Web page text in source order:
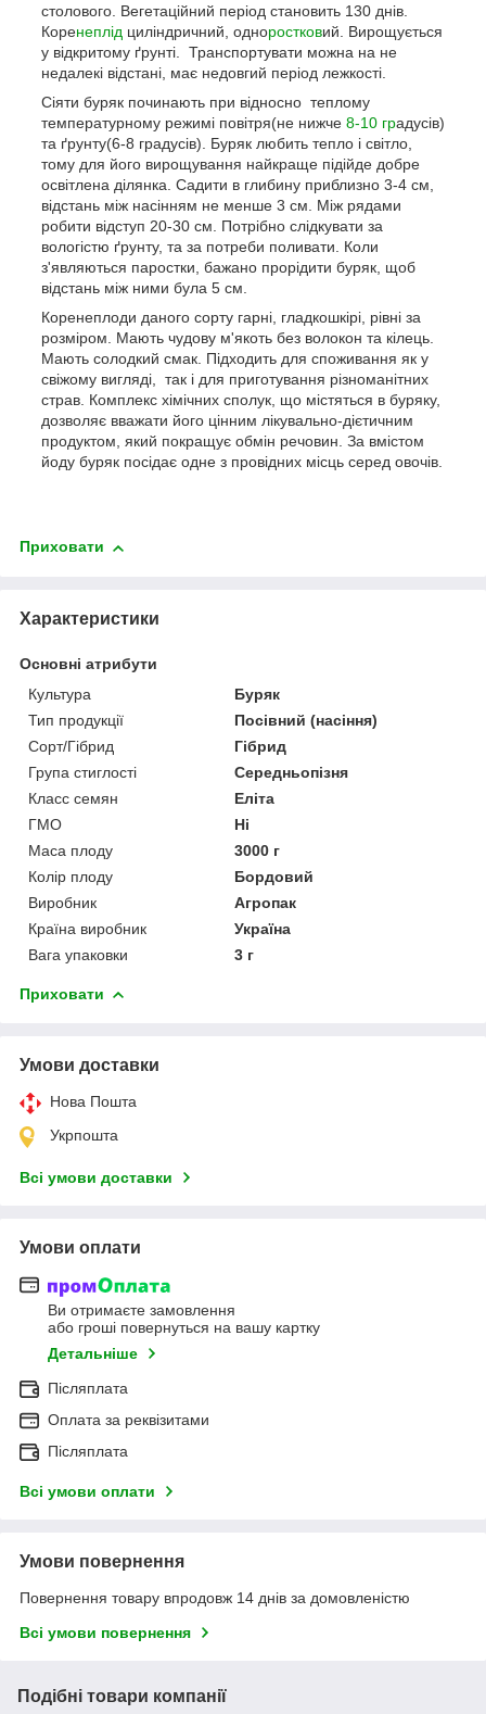
столового. Вегетаційний період становить 130 днів.
Коренеплід циліндричний, одноростковий. Вирощується
у відкритому ґрунті. Транспортувати можна на не
недалекі відстані, має недовгий період лежкості.
Сіяти буряк починають при відносно теплому
температурному режимі повітря(не нижче 8-10 градусів)
та ґрунту(6-8 градусів). Буряк любить тепло і світло,
тому для його вирощування найкраще підійде добре
освітлена ділянка. Садити в глибину приблизно 3-4 см,
відстань між насінням не менше 3 см. Між рядами
робити відступ 20-30 см. Потрібно слідкувати за
вологістю ґрунту, та за потреби поливати. Коли
з'являються паростки, бажано прорідити буряк, щоб
відстань між ними була 5 см.
Коренеплоди даного сорту гарні, гладкошкірі, рівні за
розміром. Мають чудову м'якоть без волокон та кілець.
Мають солодкий смак. Підходить для споживання як у
свіжому вигляді, так і для приготування різноманітних
страв. Комплекс хімічних сполук, що містяться в буряку,
дозволяє вважати його цінним лікувально-дієтичним
продуктом, який покращує обмін речовин. За вмістом
йоду буряк посідає одне з провідних місць серед овочів.
Приховати
Характеристики
Основні атрибути
Культура
Буряк
Тип продукції
Посівний (насіння)
Сорт/Гібрид
Гібрид
Група стиглості
Середньопізня
Класс семян
Еліта
ГМО
Ні
Маса плоду
3000 г
Колір плоду
Бордовий
Виробник
Агропак
Країна виробник
Україна
Вага упаковки
3 г
Приховати
Умови доставки
Нова Пошта
Укрпошта
Всі умови доставки
Умови оплати
Ви отримаєте замовлення
або гроші повернуться на вашу картку
Детальніше
Післяплата
Оплата за реквізитами
Післяплата
Всі умови оплати
Умови повернення
Повернення товару впродовж 14 днів за домовленістю
Всі умови повернення
Подібні товари компанії